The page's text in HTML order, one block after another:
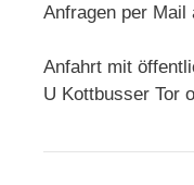
Anfragen per Mail
Anfahrt mit
U Kottbusser Tor